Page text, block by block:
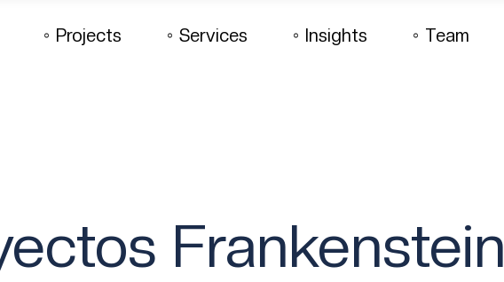
Projects Services Insights Team
Design Articles
Frankenstein